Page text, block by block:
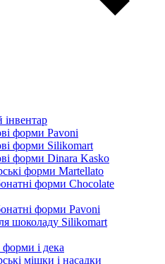
інвентар
форми Pavoni
форми Silikomart
форми Dinara Kasko
форми Martellato
форми Chocolate
форми Pavoni
шоколаду Silikomart
форми і дека
мішки і насадки